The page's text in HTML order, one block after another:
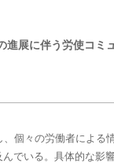
展に伴う労使コミ
個々の労働者による
でいる。具体的な影